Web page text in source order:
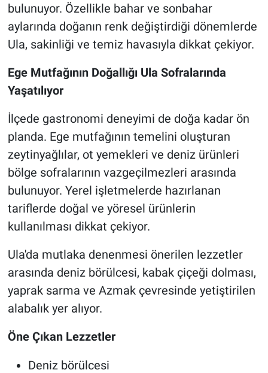
bulunuyor. Özellikle bahar ve sonbahar
aylarında doğanın renk değiştirdiği dönemlerde
Ula, sakinliği ve temiz havasıyla dikkat çekiyor.
Ege Mutfağının Doğallığı Ula Sofralarında
Yaşatılıyor
İlçede gastronomi deneyimi de doğa kadar ön
planda. Ege mutfağının temelini oluşturan
zeytinyağlılar, ot yemekleri ve deniz ürünleri
bölge sofralarının vazgeçilmezleri arasında
bulunuyor. Yerel işletmelerde hazırlanan
tariflerde doğal ve yöresel ürünlerin
kullanılması dikkat çekiyor.
Ula'da mutlaka denenmesi önerilen lezzetler
arasında deniz börülcesi, kabak çiçeği dolması,
yaprak sarma ve Azmak çevresinde yetiştirilen
alabalık yer alıyor.
Öne Çıkan Lezzetler
Deniz börülcesi